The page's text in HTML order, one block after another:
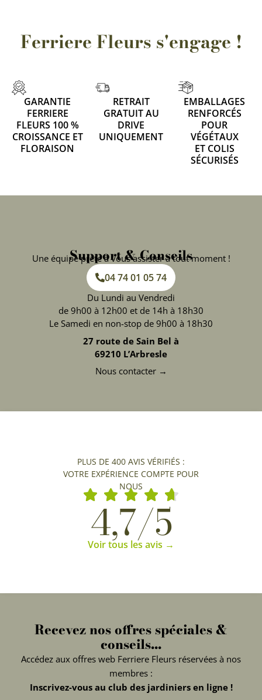
Ferriere Fleurs s'engage !
GARANTIE
FERRIERE
FLEURS 100 %
CROISSANCE ET
FLORAISON
RETRAIT
GRATUIT AU
DRIVE
UNIQUEMENT
EMBALLAGES
RENFORCÉS
POUR
VÉGÉTAUX
ET COLIS
SÉCURISÉS
Support & Conseils
Une équipe prête à vous assister à tout moment !
04 74 01 05 74
Du Lundi au Vendredi
de 9h00 à 12h00 et de 14h à 18h30
Le Samedi en non-stop de 9h00 à 18h30
27 route de Sain Bel à
69210 L’Arbresle
Nous contacter →
PLUS DE 400 AVIS VÉRIFIÉS :
VOTRE EXPÉRIENCE COMPTE POUR
NOUS
4,7/5
Voir tous les avis →
Recevez nos offres spéciales &
conseils...
Accédez aux offres web Ferriere Fleurs réservées à nos
membres :
Inscrivez-vous au club des jardiniers en ligne !